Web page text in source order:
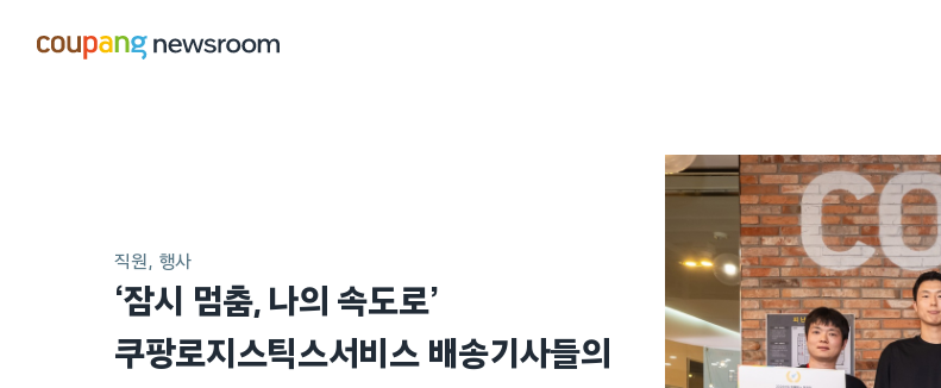
직원 행사
‘잠시 멈춤, 나의 속도로’
쿠팡로지스틱스서비스 배송기사들의